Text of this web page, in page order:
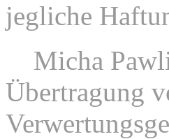
jegliche
Micha
Übertragung